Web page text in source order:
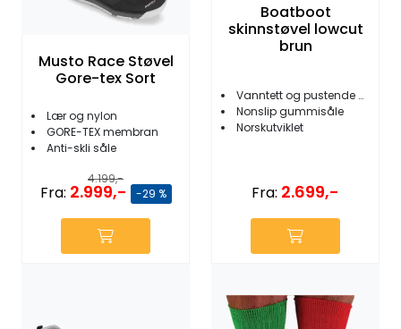
Musto Race Støvel
Gore-tex Sort
Lær og nylon
GORE-TEX membran
Anti-skli såle
4.199,-
Fra: 2.999,- -29 %
Boatboot
skinnstøvel lowcut
brun
Vanntett og pustende Nubukk skinn
Nonslip gummisåle
Norskutviklet
Fra: 2.699,-